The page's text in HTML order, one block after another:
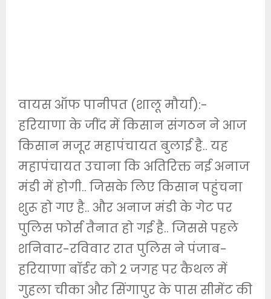
वायस ऑफ पानीपत (शालू मौर्या):-
हरियाणा के जींद में किसान संगठन ने आज
किसान मजूर महापंचायत बुलाई है.. यह
महापंचायत उचाना कि अतिरिक्त नई अनाज
मंडी में होगी.. जिसके लिए किसान पहुंचना
शुरू हो गए है.. और अनाज मंडी के गेट पर
पुलिस फोर्स तैनात हो गई है.. जिससे पहले
शनिवार-रविवार रात पुलिस ने पंजाब-
हरियाणा बॉर्डर को 2 जगह पर कैथल में
गुहला चीका और सिंगापुर के पास सीमेंट की